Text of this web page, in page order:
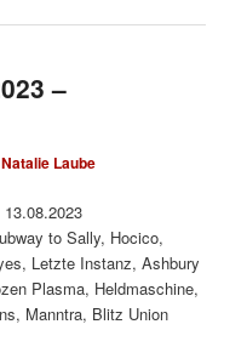
–
Natalie Laube
to Sally, Hocico,
Letzte Instanz, Ashbury
Plasma, Heldmaschine,
Manntra, Blitz Union